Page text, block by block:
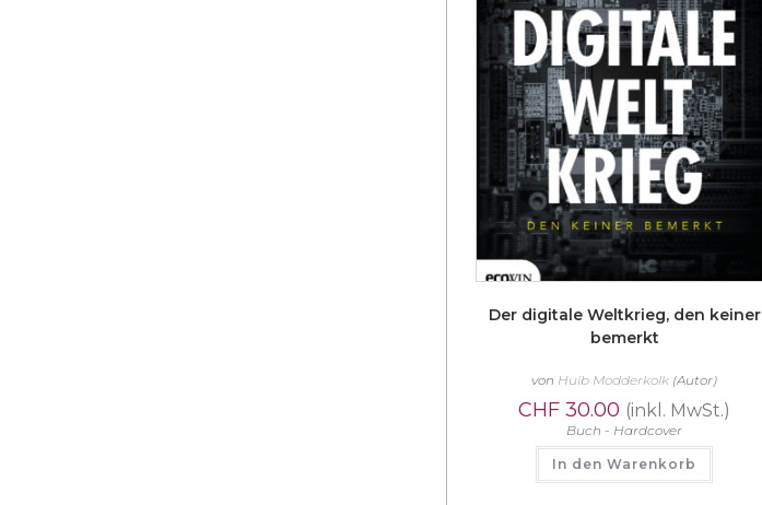
Der digitale Weltkrieg, den keiner
bemerkt
von Huib Modderkolk (Autor)
CHF 30.00 (inkl. MwSt.)
Buch - Hardcover
In den Warenkorb